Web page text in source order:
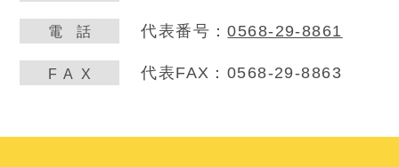
電話 代表番号：0568-29-8861
FA X 代表FAX：0568-29-8863